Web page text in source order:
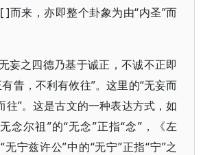
]而来，亦即整个卦象为由“内圣”而
妄之四德乃基于诚正，不诚不正即
眚，不利有攸往”。这里的“无妄而
往”。这是古文的一种表达方式，如
念尔祖”的“无念”正指“念”，《左
宁兹许公”中的“无宁”正指“宁”之